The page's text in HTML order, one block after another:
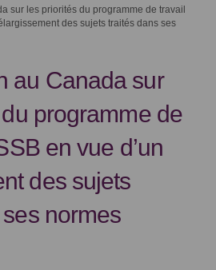
sur les priorités du programme de travail
des sujets traités dans ses
au Canada sur
programme de
en vue d’un
des sujets
normes
au
Consultation au
Consultation
Consultation